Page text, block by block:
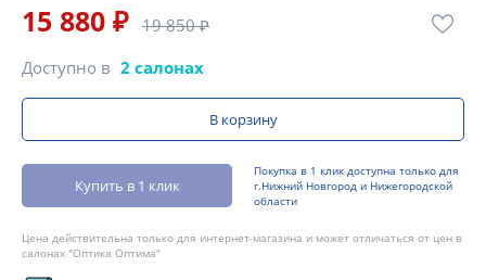
15 880 ₽ 19 850 ₽
Доступно в 2 салонах
В корзину
Купить в 1 клик
Покупка в 1 клик доступна только для
г.Нижний Новгород и Нижегородской
области
Цена действительна только для интернет-магазина и может отличаться от цен в
салонах "Оптика Оптима"